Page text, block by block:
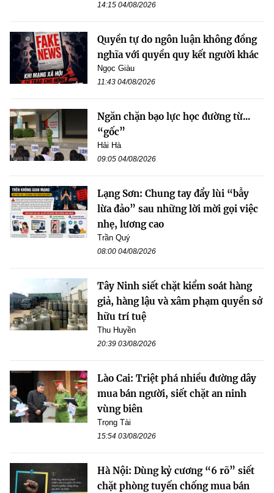
14:15 04/08/2026
Quyền tự do ngôn luận không đồng
nghĩa với quyền quy kết người khác
Ngọc Giàu
11:43 04/08/2026
Ngăn chặn bạo lực học đường từ...
“gốc”
Hải Hà
09:05 04/08/2026
Lạng Sơn: Chung tay đẩy lùi “bẫy
lừa đảo” sau những lời mời gọi việc
nhẹ, lương cao
Trần Quý
08:00 04/08/2026
Tây Ninh siết chặt kiểm soát hàng
giả, hàng lậu và xâm phạm quyền sở
hữu trí tuệ
Thu Huyền
20:39 03/08/2026
Lào Cai: Triệt phá nhiều đường dây
mua bán người, siết chặt an ninh
vùng biên
Trọng Tài
15:54 03/08/2026
Hà Nội: Dùng kỷ cương “6 rõ” siết
chặt phòng tuyến chống mua bán